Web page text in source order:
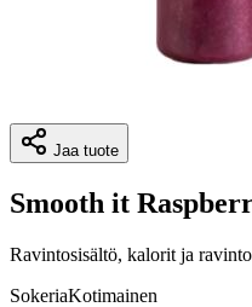
Jaa tuote
Smooth it
Ravintosisältö, kalorit ja
SokeriaKotimainen